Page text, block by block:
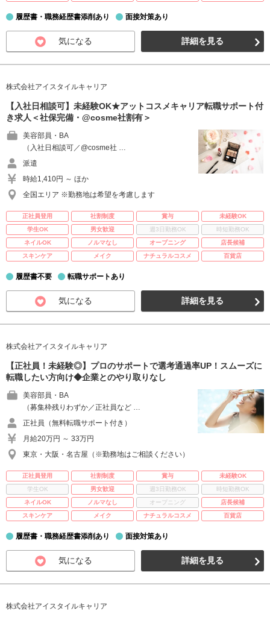
履歴書・職務経歴書添削あり 面接対策あり
気になる 詳細を見る
株式会社アイスタイルキャリア
【入社日相談可】未経験OK★アットコスメキャリア転職サポート付
き求人＜社保完備・@cosme社割有＞
美容部員・BA
（入社日相談可／@cosme社 …
派遣
時給1,410円 ～ ほか
全国エリア ※勤務地は希望を考慮します
正社員登用 社割制度 賞与
未経験OK
学生OK
男女歓迎 週3日勤務OK
時短勤務OK
ネイルOK
ノルマなし オープニング
店長候補
スキンケア
メイク ナチュラルコスメ 百貨店
履歴書不要 転職サポートあり
気になる 詳細を見る
株式会社アイスタイルキャリア
【正社員！未経験◎】プロのサポートで選考通過率UP！スムーズに
転職したい方向け◆企業とのやり取りなし
美容部員・BA
（募集枠残りわずか／正社員など …
正社員（無料転職サポート付き）
月給20万円 ～ 33万円
東京・大阪・名古屋（※勤務地はご相談ください）
正社員登用 社割制度 賞与
未経験OK
学生OK
男女歓迎 週3日勤務OK
時短勤務OK
ネイルOK
ノルマなし オープニング
店長候補
スキンケア
メイク ナチュラルコスメ 百貨店
履歴書・職務経歴書添削あり 面接対策あり
気になる 詳細を見る
株式会社アイスタイルキャリア